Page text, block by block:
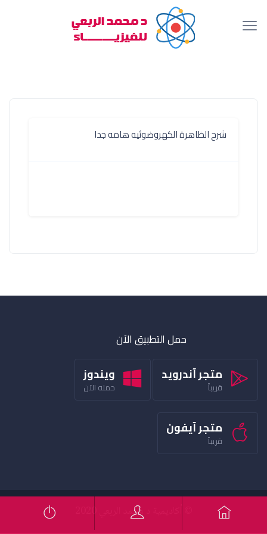
شرح الظاهرة الكهروضوئيه هامه جدا
حمل التطبيق الآن
متجر آندرويد
قريباً
ويندوز
حمله الآن
متجر آيفون
قريباً
© أكاديمية د محمد الربعي 2020